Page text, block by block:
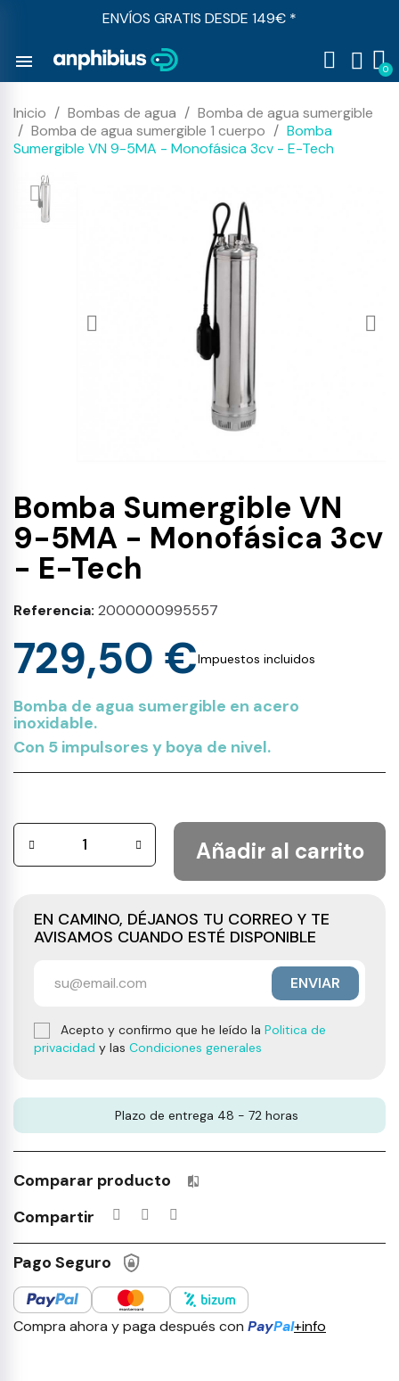
ENVÍOS GRATIS DESDE 149€ *
menu
Inicio Bombas de agua
Bomba de agua sumergible
Bomba de agua sumergible 1 cuerpo
Bomba
Sumergible VN 9-5MA - Monofásica 3cv - E-Tech
Bomba Sumergible VN
9-5MA - Monofásica 3cv
- E-Tech
Referencia 2000000995557
729,50 €Impuestos incluidos
Bomba de agua sumergible en acero
inoxidable.
Con 5 impulsores y boya de nivel.
Añadir al carrito
EN CAMINO, DÉJANOS TU CORREO Y TE
AVISAMOS CUANDO ESTÉ DISPONIBLE
ENVIAR
Acepto y confirmo que he leído la Politica de
privacidad y las Condiciones generales
Plazo de entrega 48 - 72 horas
Comparar producto Productos incluidos en tu lista
Compartir
Pago Seguro
Compra ahora y paga después con PayPal+info